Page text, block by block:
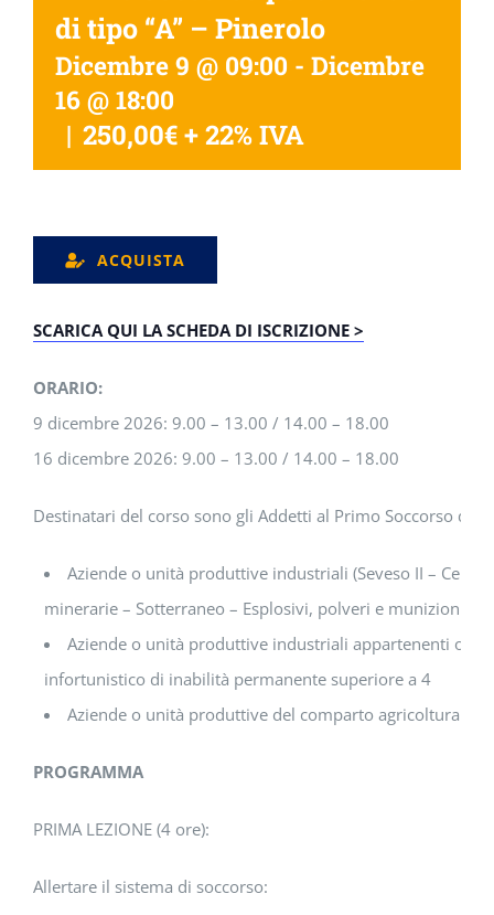
di tipo “A” – Pinerolo
Dicembre 9 @ 09:00 - Dicembre
16 @ 18:00
| 250,00€ + 22% IVA
ACQUISTA
SCARICA QUI LA SCHEDA DI ISCRIZIONE >
ORARIO:
9 dicembre 2026: 9.00 – 13.00 / 14.00 – 18.00
16 dicembre 2026: 9.00 – 13.00 / 14.00 – 18.00
Destinatari del corso sono gli Addetti al Primo Soccorso di
Aziende o unità produttive industriali (Seveso II –
minerarie – Sotterraneo – Esplosivi, polveri e munizioni)
Aziende o unità produttive industriali appartenenti o
infortunistico di inabilità permanente superiore a 4
Aziende o unità produttive del comparto agricoltura
PROGRAMMA
PRIMA LEZIONE (4 ore):
Allertare il sistema di soccorso: